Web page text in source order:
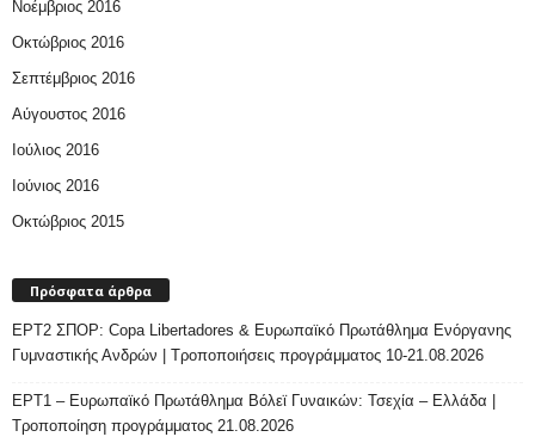
Νοέμβριος 2016
Οκτώβριος 2016
Σεπτέμβριος 2016
Αύγουστος 2016
Ιούλιος 2016
Ιούνιος 2016
Οκτώβριος 2015
Πρόσφατα άρθρα
ΕΡΤ2 ΣΠΟΡ: Copa Libertadores & Ευρωπαϊκό Πρωτάθλημα Ενόργανης
Γυμναστικής Ανδρών | Τροποποιήσεις προγράμματος 10-21.08.2026
ΕΡΤ1 – Ευρωπαϊκό Πρωτάθλημα Βόλεϊ Γυναικών: Τσεχία – Ελλάδα |
Τροποποίηση προγράμματος 21.08.2026